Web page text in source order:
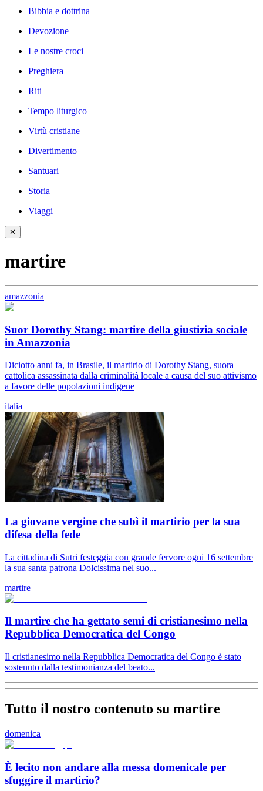
Bibbia e dottrina
Devozione
Le nostre croci
Preghiera
Riti
Tempo liturgico
Virtù cristiane
Divertimento
Santuari
Storia
Viaggi
✕
martire
amazzonia
Suor Dorothy Stang: martire della giustizia sociale
in Amazzonia
Diciotto anni fa, in Brasile, il martirio di Dorothy Stang, suora
cattolica assassinata dalla criminalità locale a causa del suo attivismo
a favore delle popolazioni indigene
italia
La giovane vergine che subì il martirio per la sua
difesa della fede
La cittadina di Sutri festeggia con grande fervore ogni 16 settembre
la sua santa patrona Dolcissima nel suo...
martire
Il martire che ha gettato semi di cristianesimo nella
Repubblica Democratica del Congo
Il cristianesimo nella Repubblica Democratica del Congo è stato
sostenuto dalla testimonianza del beato...
Tutto il nostro contenuto su martire
domenica
È lecito non andare alla messa domenicale per
sfuggire il martirio?